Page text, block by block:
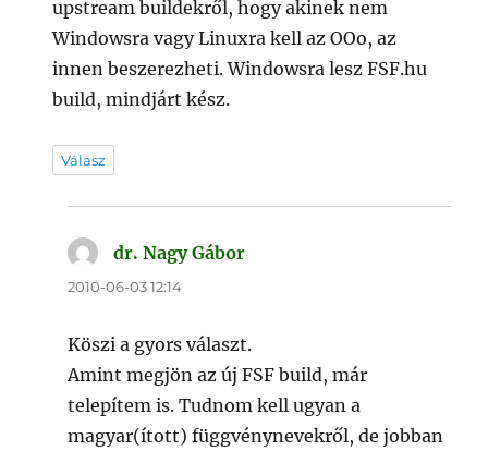
upstream buildekről, hogy akinek nem
Windowsra vagy Linuxra kell az OOo, az
innen beszerezheti. Windowsra lesz FSF.hu
build, mindjárt kész.
Válasz
dr. Nagy Gábor
2010-06-03 12:14
Köszi a gyors választ.
Amint megjön az új FSF build, már
telepítem is. Tudnom kell ugyan a
magyar(ított) függvénynevekről, de jobban